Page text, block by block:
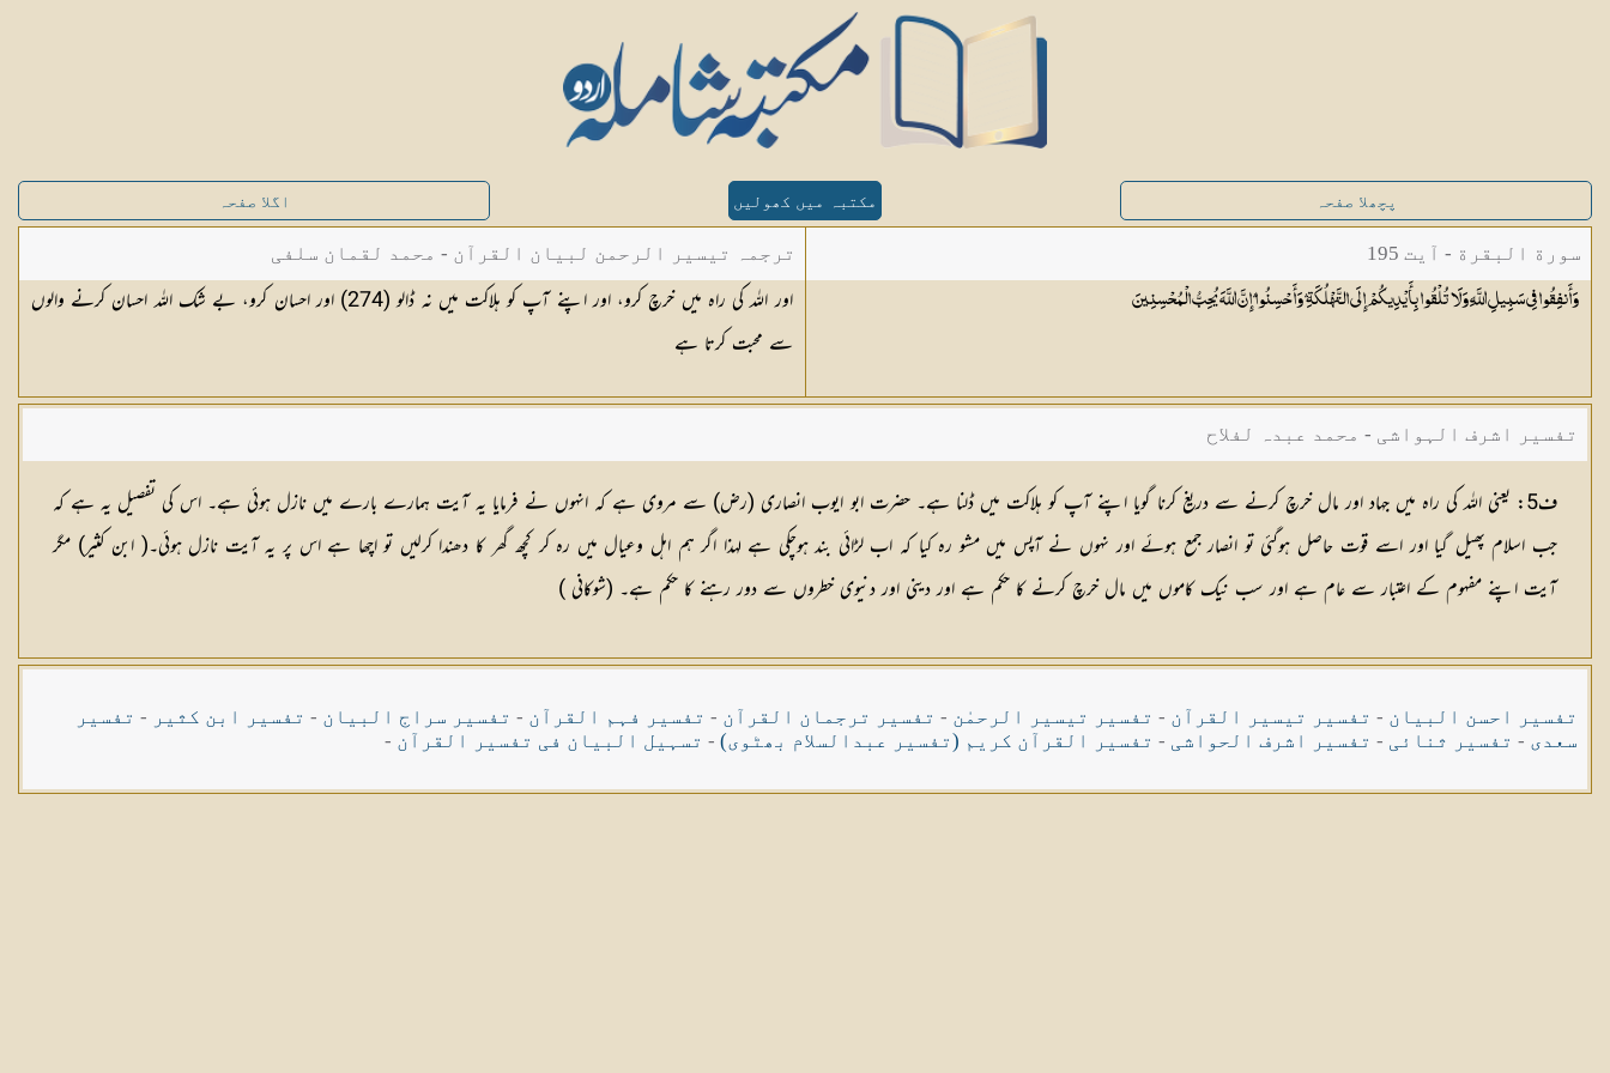
پچھلا صفحہ مکتبہ میں کھولیں اگلا صفحہ
سورة البقرة - آیت 195
وَأَنفِقُوا فِي سَبِيلِ اللَّهِ وَلَا تُلْقُوا بِأَيْدِيكُمْ إِلَى التَّهْلُكَةِ ۛ وَأَحْسِنُوا ۛ إِنَّ اللَّهَ يُحِبُّالْمُحْسِنِينَ
ترجمہ تیسیر الرحمن لبیان القرآن - محمد لقمان سلفی
اور اللہ کی راہ میں خرچ کرو، اور اپنے آپ کو ہلاکت میں نہ ڈالو (274) اور احسان کرو، بے شک اللہ احسان کرنے والوں
سے محبت کرتا ہے
تفسیر اشرف الہواشی - محمد عبدہ لفلاح
ف5: یعنی اللہ کی راہ میں جہاد اور مال خرچ کرنے سے دریغ کرنا گویا اپنے آپ کو ہلاکت میں ڈلنا ہے۔ حضرت ابو ایوب انصاری (رض) سے مروی ہے کہ انہوں نے فرمایا یہ آیت ہمارے بارے میں نازل ہوئی ہے۔ اس کی تفصیل یہ ہے کہ
جب اسلام پھیل گیا اور اسے قوت حاصل ہوگئی تو انصار جمع ہوئے اور نہوں نے آپس میں مشو رہ کیا کہ اب لڑائی بند ہوچکی ہے لہذا اگر ہم اہل وعیال میں رہ کر کچھ گھر کا دھندا کرلیں تو اچھا ہے اس پر یہ آیت نازل ہوئی۔( ابن کثیر) مگر
آیت اپنے مفہوم کے اعتبار سے عام ہے اور سب نیک کاموں میں مال خرچ کرنے کا حکم ہے اور دینی اور دنیوی خطروں سے دور رہنے کا حکم ہے۔ (شوکانی )
تفسیر احسن البیان - تفسیر تیسیر القرآن - تفسیر تیسیر الرحمٰن - تفسیر ترجمان القرآن - تفسیر فہم القرآن - تفسیر سراج البیان - تفسیر ابن کثیر - تفسیر
سعدی - تفسیر ثنائی - تفسیر اشرف الحواشی - تفسیر القرآن کریم (تفسیر عبدالسلام بھٹوی) - تسہیل البیان فی تفسیر القرآن -